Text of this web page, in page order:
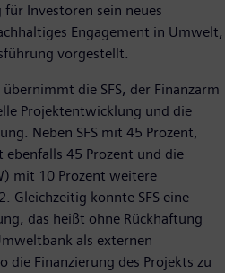
Investoren sein neues
Engagement in Umwelt,
vorgestellt.
die SFS, der Finanzarm
Projektentwicklung und die
Neben SFS mit 45 Prozent,
ebenfalls 45 Prozent und die
mit 10 Prozent weitere
Gleichzeitig konnte SFS eine
das heißt ohne Rückhaftung
als externen
die Finanzierung des Projekts zu